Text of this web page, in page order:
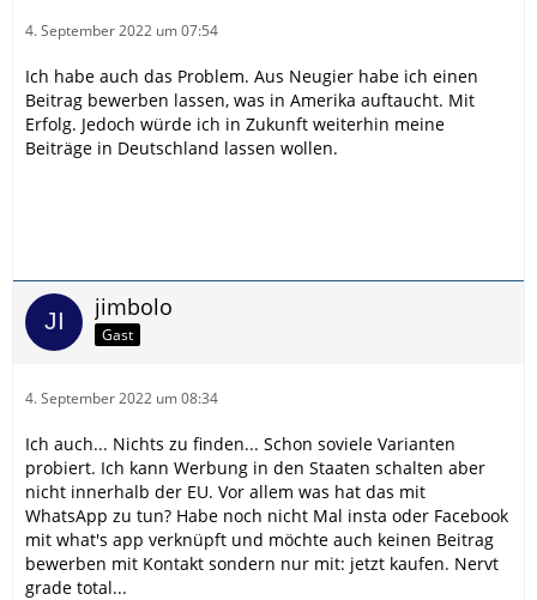
4. September 2022 um 07:54
Ich habe auch das Problem. Aus Neugier habe ich einen
Beitrag bewerben lassen, was in Amerika auftaucht. Mit
Erfolg. Jedoch würde ich in Zukunft weiterhin meine
Beiträge in Deutschland lassen wollen.
jimbolo
Gast
4. September 2022 um 08:34
Ich auch... Nichts zu finden... Schon soviele Varianten
probiert. Ich kann Werbung in den Staaten schalten aber
nicht innerhalb der EU. Vor allem was hat das mit
WhatsApp zu tun? Habe noch nicht Mal insta oder Facebook
mit what's app verknüpft und möchte auch keinen Beitrag
bewerben mit Kontakt sondern nur mit: jetzt kaufen. Nervt
grade total...